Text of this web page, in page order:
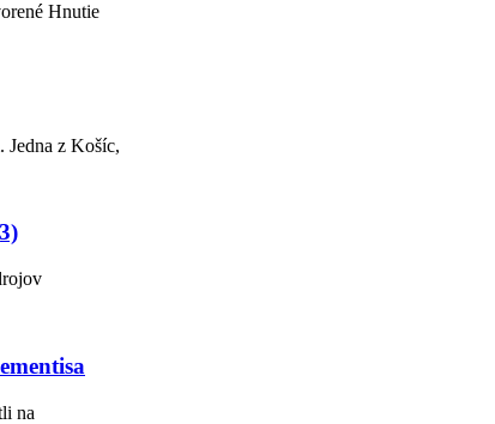
Hnutie
Jedna z Košíc,
na